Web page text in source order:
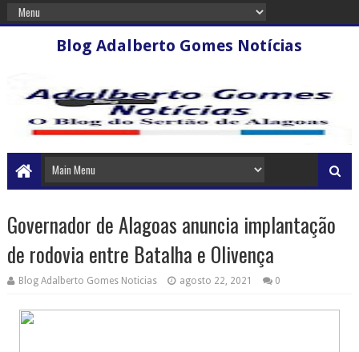
Blog Adalberto Gomes Notícias
Governador de Alagoas anuncia implantação
de rodovia entre Batalha e Olivença
Blog Adalberto Gomes Noticias agosto 22, 2021 0